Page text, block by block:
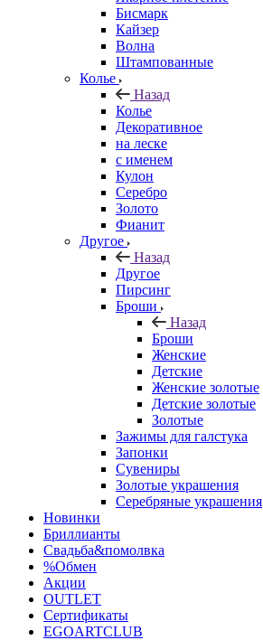
Бисмарк
Кайзер
Волна
Штампованные
Колье
Назад
Колье
Декоративное
на леске
с именем
Кулон
Серебро
Золото
Фианит
Другое
Назад
Другое
Пирсинг
Броши
Назад
Броши
Женские
Детские
Женские золотые
Детские золотые
Золотые
Зажимы для галстука
Запонки
Сувениры
Золотые украшения
Серебряные украшения
Новинки
Бриллианты
Свадьба&помолвка
%Обмен
Акции
OUTLET
Сертификаты
EGOARTCLUB